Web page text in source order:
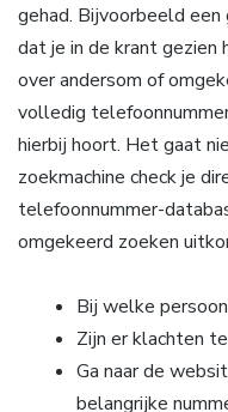
gehad. Bijvoorbeeld
dat je in de krant
over andersom of
volledig
hierbij hoort. Het gaat
zoekmachine check je
telefoonnummer-
omgekeerd zoeken
Bij welke
Zijn er klachten
Ga naar de
belangrijke